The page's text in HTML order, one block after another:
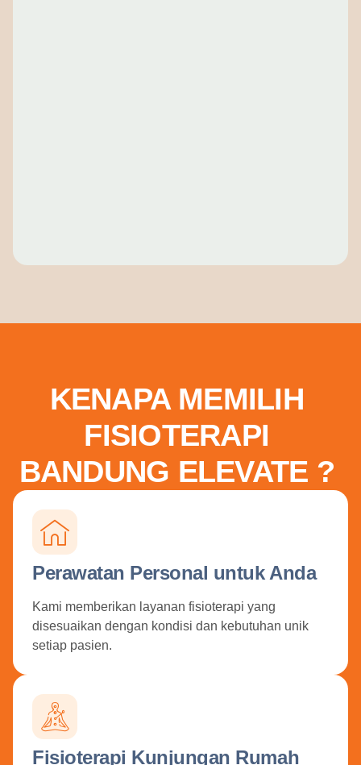
KENAPA MEMILIH
FISIOTERAPI
BANDUNG ELEVATE ?
Perawatan Personal untuk Anda
Kami memberikan layanan fisioterapi yang
disesuaikan dengan kondisi dan kebutuhan unik
setiap pasien.
Fisioterapi Kunjungan Rumah